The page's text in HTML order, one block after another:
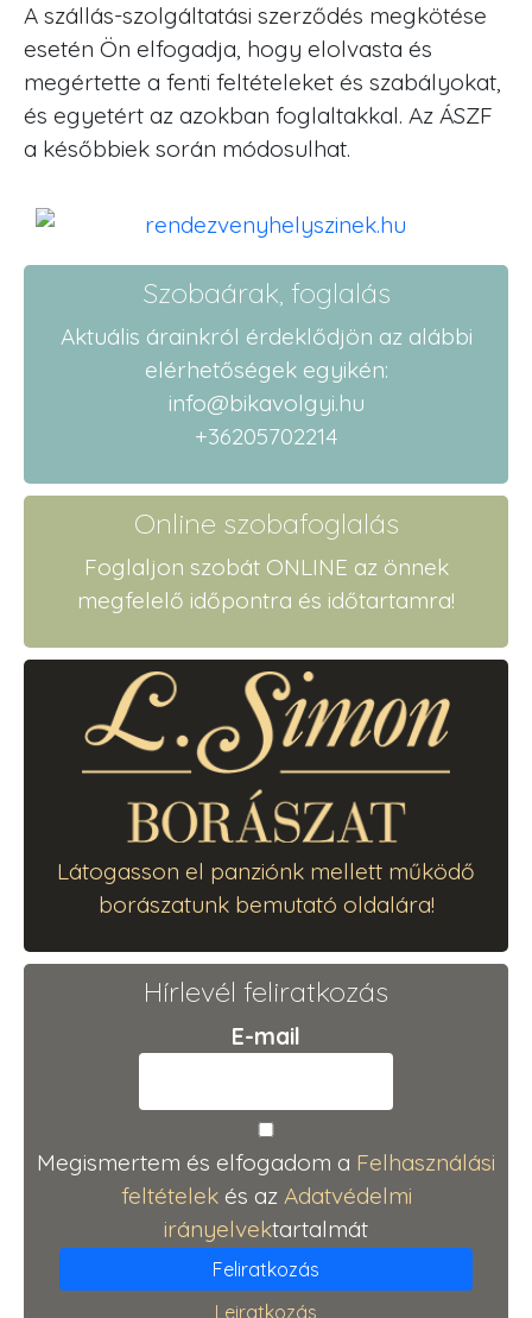
A szállás-szolgáltatási szerződés megkötése
esetén Ön elfogadja, hogy elolvasta és
megértette a fenti feltételeket és szabályokat,
és egyetért az azokban foglaltakkal. Az ÁSZF
a későbbiek során módosulhat.
Szobaárak, foglalás
Aktuális árainkról érdeklődjön az alábbi
elérhetőségek egyikén:
info@bikavolgyi.hu
+36205702214
Online szobafoglalás
Foglaljon szobát ONLINE az önnek
megfelelő időpontra és időtartamra!
Látogasson el panziónk mellett működő
borászatunk bemutató oldalára!
Hírlevél feliratkozás
E-mail
Megismertem és elfogadom a Felhasználási
feltételekés az Adatvédelmi
irányelvektartalmát